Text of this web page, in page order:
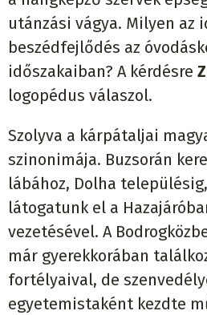
utánzási vágya. Milyen az
beszédfejlődés az
időszakaiban? A kérdésre
logopédus válaszol.
Szolyva a kárpátaljai
szinonimája. Buzsorán
lábához, Dolha
látogatunk el a
vezetésével. A
már gyerekkorában
fortélyaival, de
egyetemistaként kezdte